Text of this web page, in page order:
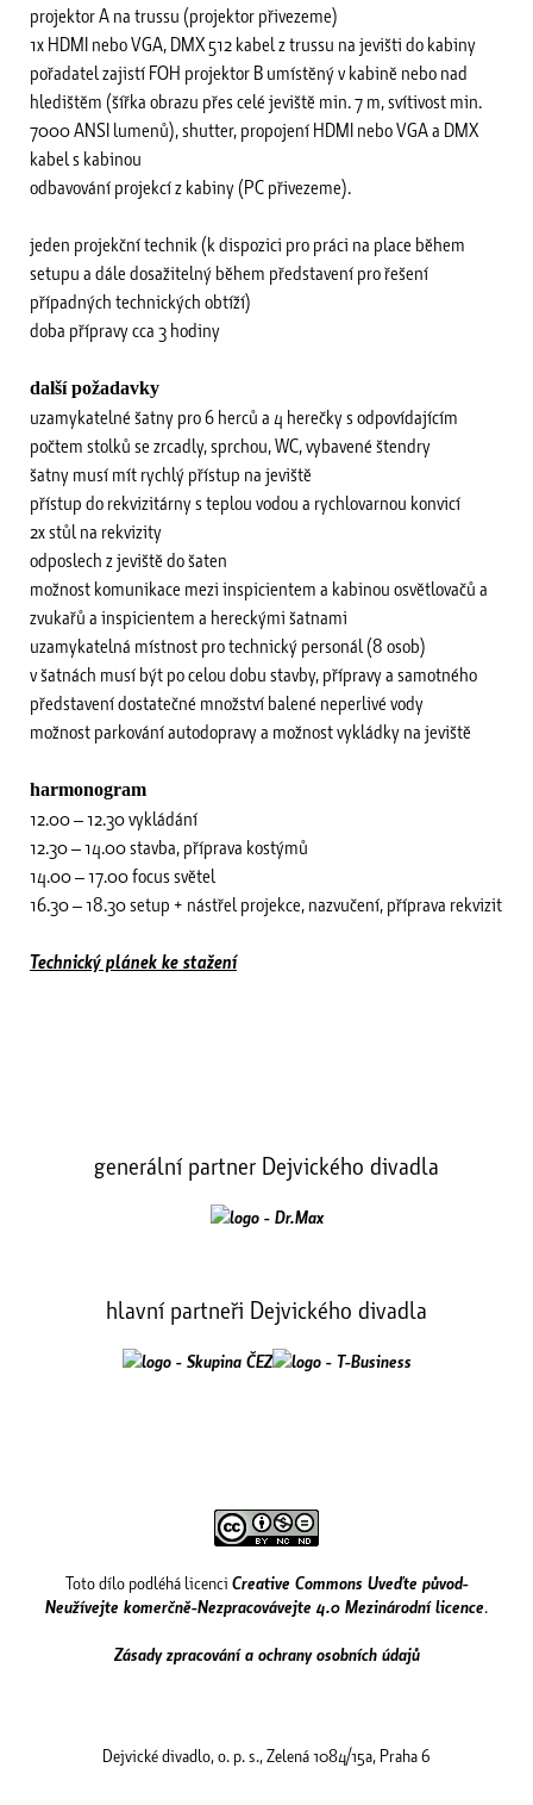
projektor A na trussu (projektor přivezeme)
1x HDMI nebo VGA, DMX 512 kabel z trussu na jevišti do kabiny
pořadatel zajistí FOH projektor B umístěný v kabině nebo nad
hledištěm (šířka obrazu přes celé jeviště min. 7 m, svítivost min.
7000 ANSI lumenů), shutter, propojení HDMI nebo VGA a DMX
kabel s kabinou
odbavování projekcí z kabiny (PC přivezeme).
jeden projekční technik (k dispozici pro práci na place během
setupu a dále dosažitelný během představení pro řešení
případných technických obtíží)
doba přípravy cca 3 hodiny
další požadavky
uzamykatelné šatny pro 6 herců a 4 herečky s odpovídajícím
počtem stolků se zrcadly, sprchou, WC, vybavené štendry
šatny musí mít rychlý přístup na jeviště
přístup do rekvizitárny s teplou vodou a rychlovarnou konvicí
2x stůl na rekvizity
odposlech z jeviště do šaten
možnost komunikace mezi inspicientem a kabinou osvětlovačů a
zvukařů a inspicientem a hereckými šatnami
uzamykatelná místnost pro technický personál (8 osob)
v šatnách musí být po celou dobu stavby, přípravy a samotného
představení dostatečné množství balené neperlivé vody
možnost parkování autodopravy a možnost vykládky na jeviště
harmonogram
12.00 – 12.30 vykládání
12.30 – 14.00 stavba, příprava kostýmů
14.00 – 17.00 focus světel
16.30 – 18.30 setup + nástřel projekce, nazvučení, příprava rekvizit
Technický plánek ke stažení
generální partner Dejvického divadla
hlavní partneři Dejvického divadla
Toto dílo podléhá licenci Creative Commons Uveďte původ-
Neužívejte komerčně-Nezpracovávejte 4.0 Mezinárodní licence.
Zásady zpracování a ochrany osobních údajů
Dejvické divadlo, o. p. s., Zelená 1084/15a, Praha 6